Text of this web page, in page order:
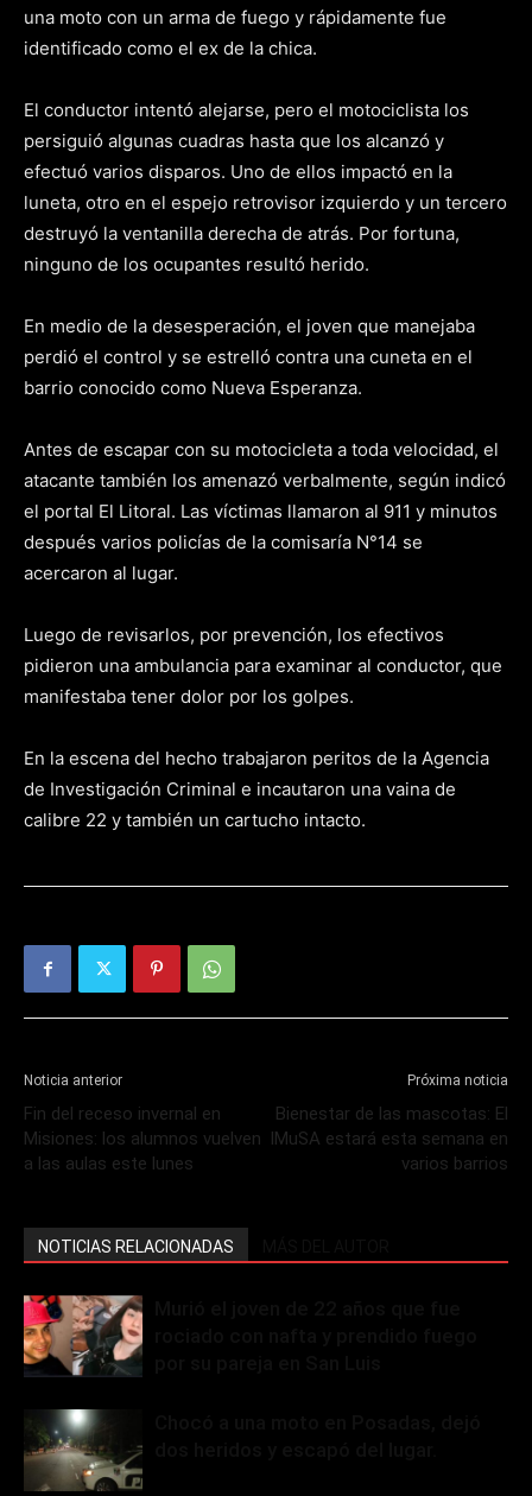
una moto con un arma de fuego y rápidamente fue
identificado como el ex de la chica.
El conductor intentó alejarse, pero el motociclista los
persiguió algunas cuadras hasta que los alcanzó y
efectuó varios disparos. Uno de ellos impactó en la
luneta, otro en el espejo retrovisor izquierdo y un tercero
destruyó la ventanilla derecha de atrás. Por fortuna,
ninguno de los ocupantes resultó herido.
En medio de la desesperación, el joven que manejaba
perdió el control y se estrelló contra una cuneta en el
barrio conocido como Nueva Esperanza.
Antes de escapar con su motocicleta a toda velocidad, el
atacante también los amenazó verbalmente, según indicó
el portal El Litoral. Las víctimas llamaron al 911 y minutos
después varios policías de la comisaría N°14 se
acercaron al lugar.
Luego de revisarlos, por prevención, los efectivos
pidieron una ambulancia para examinar al conductor, que
manifestaba tener dolor por los golpes.
En la escena del hecho trabajaron peritos de la Agencia
de Investigación Criminal e incautaron una vaina de
calibre 22 y también un cartucho intacto.
Noticia anterior
Fin del receso invernal en
Misiones: los alumnos vuelven
a las aulas este lunes
Próxima noticia
Bienestar de las mascotas: El
IMuSA estará esta semana en
varios barrios
NOTICIAS RELACIONADAS